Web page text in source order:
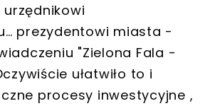
prezydentowi miasta -
"Zielona Fala -
ułatwiło to i
procesy inwestycyjne ,